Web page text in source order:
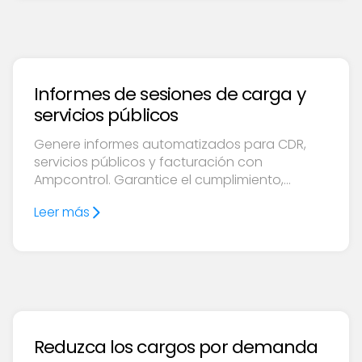
Informes de sesiones de carga y
servicios públicos
Genere informes automatizados para CDR,
servicios públicos y facturación con
Ampcontrol. Garantice el cumplimiento,
según las necesidades operativas.
Leer más
Reduzca los cargos por demanda